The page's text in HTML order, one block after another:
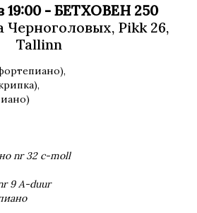
19:00 - БЕТХОВЕН 250
Черноголовых, Pikk 26,
Tallinn
nr 32 c-moll
9 A-duur